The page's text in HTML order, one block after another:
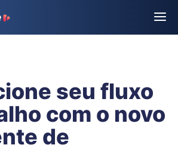
seu fluxo
com o novo
de